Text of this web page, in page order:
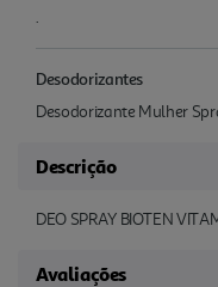
.
Desodorizantes
Desodorizante Mulher
Descrição
DEO SPRAY BIOTEN
Avaliações